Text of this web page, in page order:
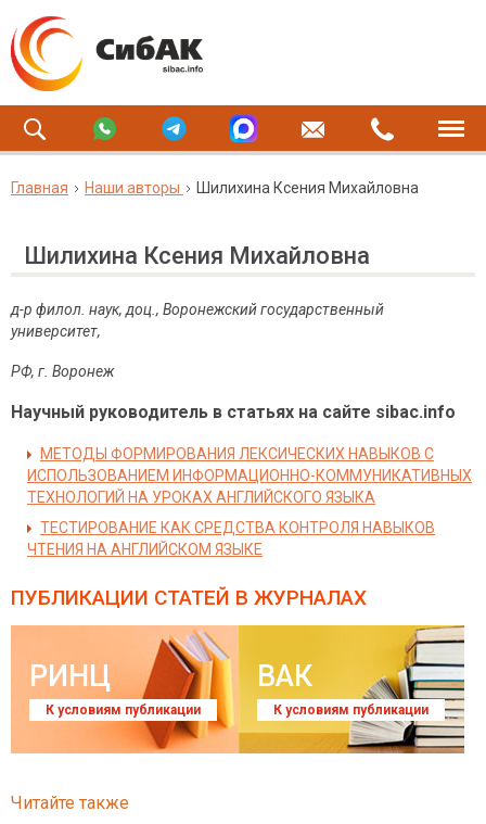
Главная Наши авторы Шилихина Ксения Михайловна
Шилихина Ксения Михайловна
д-р филол. наук, доц., Воронежский государственный
университет,
РФ, г. Воронеж
Научный руководитель в статьях на сайте sibac.info
МЕТОДЫ ФОРМИРОВАНИЯ ЛЕКСИЧЕСКИХ НАВЫКОВ С
ИСПОЛЬЗОВАНИЕМ ИНФОРМАЦИОННО-КОММУНИКАТИВНЫХ
ТЕХНОЛОГИЙ НА УРОКАХ АНГЛИЙСКОГО ЯЗЫКА
ТЕСТИРОВАНИЕ КАК СРЕДСТВА КОНТРОЛЯ НАВЫКОВ
ЧТЕНИЯ НА АНГЛИЙСКОМ ЯЗЫКЕ
ПУБЛИКАЦИИ СТАТЕЙ В ЖУРНАЛАХ
РИНЦ
К условиям публикации
ВАК
К условиям публикации
Читайте также